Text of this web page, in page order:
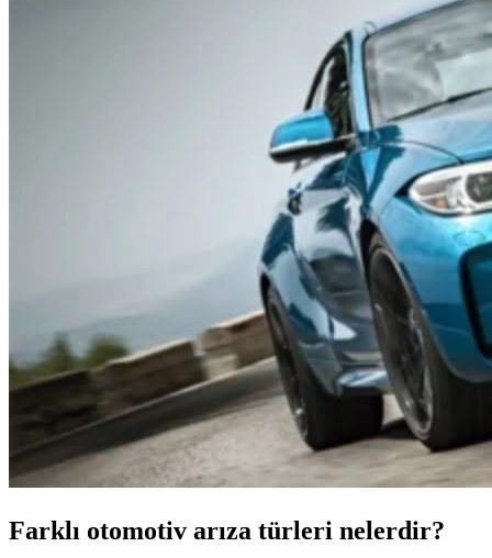
Farklı otomotiv arıza türleri nelerdir?